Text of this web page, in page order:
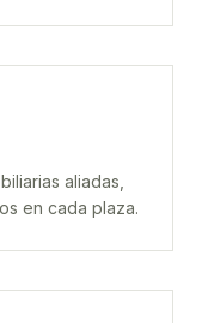
aliadas,
en cada plaza.